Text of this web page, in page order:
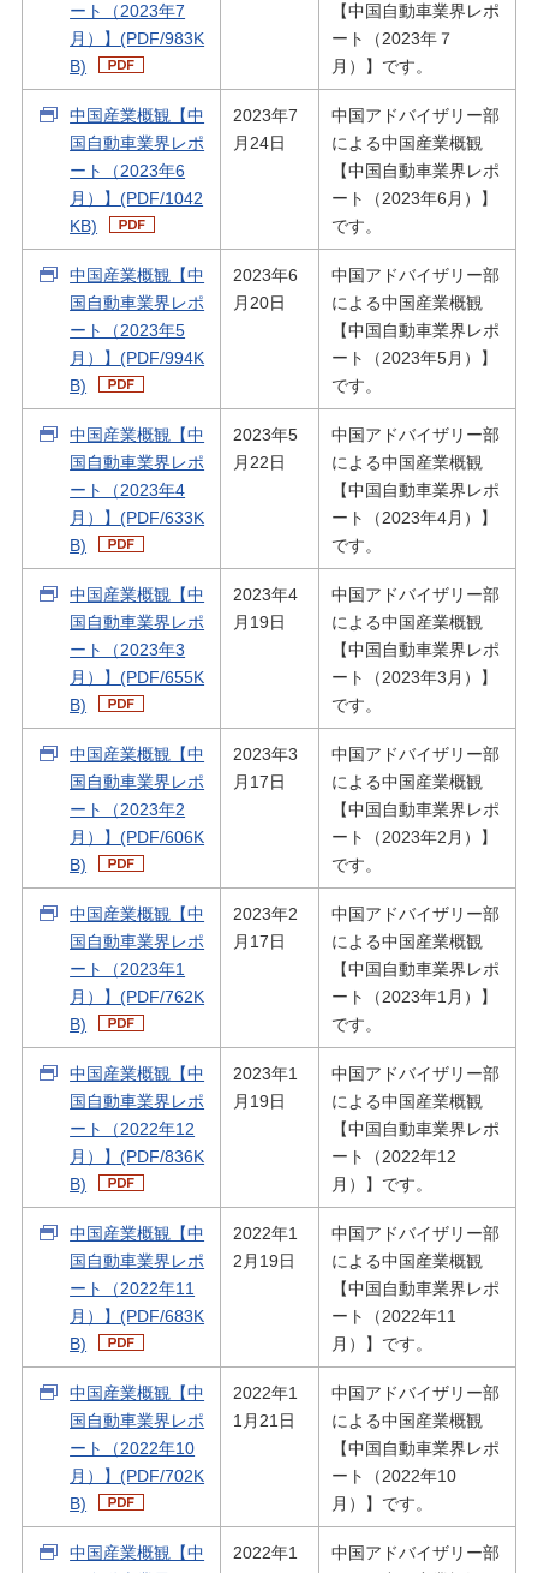
ート（2023年7
月）】(PDF/983K
B)
【中国自動車業界レポ
ート（2023年７
月）】です。
中国産業概観【中
国自動車業界レポ
ート（2023年6
月）】(PDF/1042
KB)
2023年7
月24日
中国アドバイザリー部
による中国産業概観
【中国自動車業界レポ
ート（2023年6月）】
です。
中国産業概観【中
国自動車業界レポ
ート（2023年5
月）】(PDF/994K
B)
2023年6
月20日
中国アドバイザリー部
による中国産業概観
【中国自動車業界レポ
ート（2023年5月）】
です。
中国産業概観【中
国自動車業界レポ
ート（2023年4
月）】(PDF/633K
B)
2023年5
月22日
中国アドバイザリー部
による中国産業概観
【中国自動車業界レポ
ート（2023年4月）】
です。
中国産業概観【中
国自動車業界レポ
ート（2023年3
月）】(PDF/655K
B)
2023年4
月19日
中国アドバイザリー部
による中国産業概観
【中国自動車業界レポ
ート（2023年3月）】
です。
中国産業概観【中
国自動車業界レポ
ート（2023年2
月）】(PDF/606K
B)
2023年3
月17日
中国アドバイザリー部
による中国産業概観
【中国自動車業界レポ
ート（2023年2月）】
です。
中国産業概観【中
国自動車業界レポ
ート（2023年1
月）】(PDF/762K
B)
2023年2
月17日
中国アドバイザリー部
による中国産業概観
【中国自動車業界レポ
ート（2023年1月）】
です。
中国産業概観【中
国自動車業界レポ
ート（2022年12
月）】(PDF/836K
B)
2023年1
月19日
中国アドバイザリー部
による中国産業概観
【中国自動車業界レポ
ート（2022年12
月）】です。
中国産業概観【中
国自動車業界レポ
ート（2022年11
月）】(PDF/683K
B)
2022年1
2月19日
中国アドバイザリー部
による中国産業概観
【中国自動車業界レポ
ート（2022年11
月）】です。
中国産業概観【中
国自動車業界レポ
ート（2022年10
月）】(PDF/702K
B)
2022年1
1月21日
中国アドバイザリー部
による中国産業概観
【中国自動車業界レポ
ート（2022年10
月）】です。
中国産業概観【中
2022年1
中国アドバイザリー部